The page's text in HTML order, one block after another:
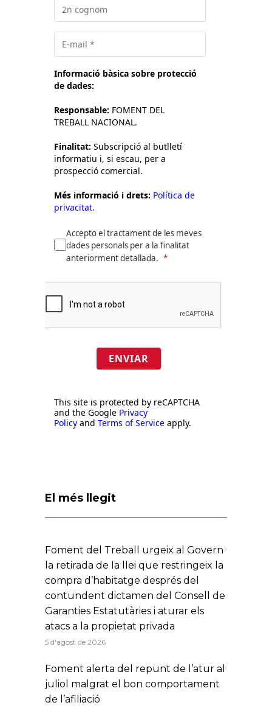
Informació bàsica sobre protecció
de dades:
Responsable: FOMENT DEL
TREBALL NACIONAL.
Finalitat: Subscripció al butlletí
informatiu i, si escau, per a
prospecció comercial.
Més informació i drets: Política de
privacitat.
Accepto el tractament de les meves
dades personals per a la finalitat
anteriorment detallada.
ENVIAR
This site is protected by reCAPTCHA
and the Google Privacy
Policy and Terms of Service apply.
El més llegit
Foment del Treball urgeix al Govern
la retirada de la llei que restringeix la
compra d’habitatge després del
contundent dictamen del Consell de
Garanties Estatutàries i aturar els
atacs a la propietat privada
5 d'agost de 2026
Foment alerta del repunt de l’atur al
juliol malgrat el bon comportament
de l’afiliació